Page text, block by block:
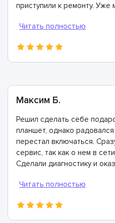
приступили к ремонту. Уже
Максим Б.
Решил сделать себе
планшет, однако
перестал включаться.
сервис, так как о нем в
Сделали диагностику и
и предоставили гарантию.